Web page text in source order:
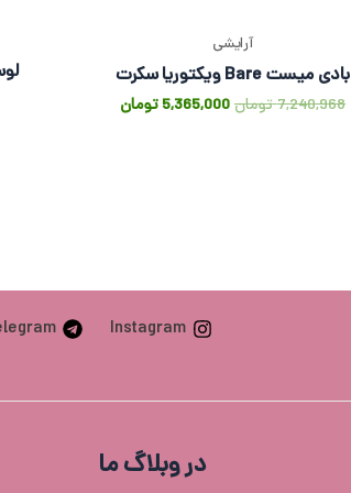
آرایشی
بادی میست Bare ویکتوریا سکرت
7,240,968تومان5,365,000 تومان
Instagram
در وبلاگ ما